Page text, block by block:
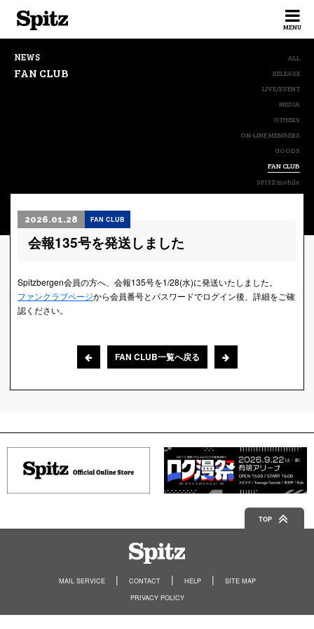
MENU
NEWS
FAN CLUB
ALL
RELEASE
LIVE/EVENT
MEDIA
OTHERS
ON-LINE MEMBERS
GOODS
FAN CLUB
SPITZ mobile
2026.01.28 FAN CLUB
会報135号を発送しました
Spitzbergen会員の方へ、会報135号を1/28(水)に発送いたしました。
ファンクラブページから会員番号とパスワードでログイン後、詳細をご確
認ください。
FAN CLUB一覧へ戻る
TOP
MAIL SERVICE CONTACT HELP
SITE MAP
PRIVACY POLICY